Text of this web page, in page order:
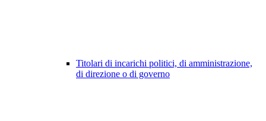
Titolari di incarichi politici, di amministrazione,
di direzione o di governo